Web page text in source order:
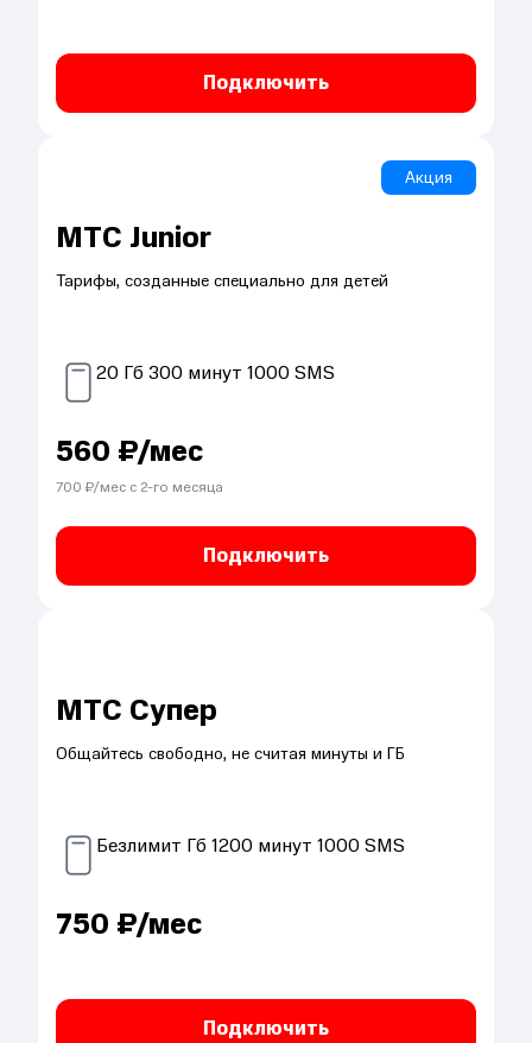
Подключить
Акция
МТС Junior
Тарифы, созданные специально для детей
20 Гб 300 минут 1000SMS
560 ₽/мес
700 ₽/мес с 2-го месяца
Подключить
МТС Супер
Общайтесь свободно, не считая минуты и ГБ
Безлимит Гб 1200 минут 1000SMS
750 ₽/мес
Подключить